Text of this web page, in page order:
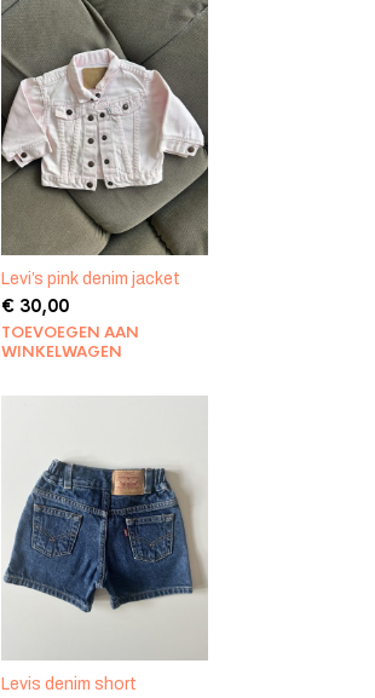
Levi’s pink denim jacket
€30,00
TOEVOEGEN AAN
WINKELWAGEN
Levis denim short